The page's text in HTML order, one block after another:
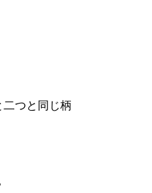
つと同じ柄